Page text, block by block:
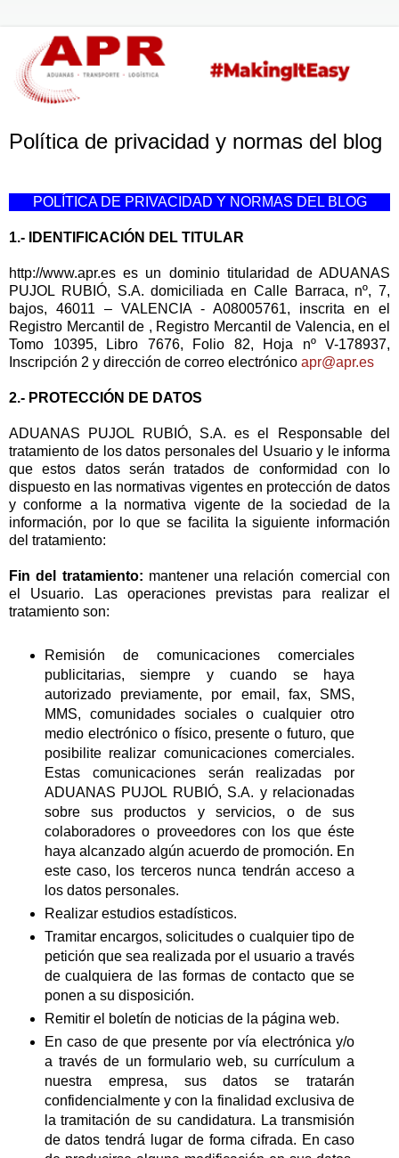
Política de privacidad y normas del blog
POLÍTICA DE PRIVACIDAD Y NORMAS DEL BLOG
1.- IDENTIFICACIÓN DEL TITULAR
http://www.apr.es es un dominio titularidad de ADUANAS
PUJOL RUBIÓ, S.A. domiciliada en Calle Barraca, nº, 7,
bajos, 46011 – VALENCIA - A08005761, inscrita en el
Registro Mercantil de , Registro Mercantil de Valencia, en el
Tomo 10395, Libro 7676, Folio 82, Hoja nº V-178937,
Inscripción 2 y dirección de correo electrónico apr@apr.es
2.- PROTECCIÓN DE DATOS
ADUANAS PUJOL RUBIÓ, S.A. es el Responsable del
tratamiento de los datos personales del Usuario y le informa
que estos datos serán tratados de conformidad con lo
dispuesto en las normativas vigentes en protección de datos
y conforme a la normativa vigente de la sociedad de la
información, por lo que se facilita la siguiente información
del tratamiento:
Fin del tratamiento: mantener una relación comercial con
el Usuario. Las operaciones previstas para realizar el
tratamiento son:
Remisión de comunicaciones comerciales
publicitarias, siempre y cuando se haya
autorizado previamente, por email, fax, SMS,
MMS, comunidades sociales o cualquier otro
medio electrónico o físico, presente o futuro, que
posibilite realizar comunicaciones comerciales.
Estas comunicaciones serán realizadas por
ADUANAS PUJOL RUBIÓ, S.A. y relacionadas
sobre sus productos y servicios, o de sus
colaboradores o proveedores con los que éste
haya alcanzado algún acuerdo de promoción. En
este caso, los terceros nunca tendrán acceso a
los datos personales.
Realizar estudios estadísticos.
Tramitar encargos, solicitudes o cualquier tipo de
petición que sea realizada por el usuario a través
de cualquiera de las formas de contacto que se
ponen a su disposición.
Remitir el boletín de noticias de la página web.
En caso de que presente por vía electrónica y/o
a través de un formulario web, su currículum a
nuestra empresa, sus datos se tratarán
confidencialmente y con la finalidad exclusiva de
la tramitación de su candidatura. La transmisión
de datos tendrá lugar de forma cifrada. En caso